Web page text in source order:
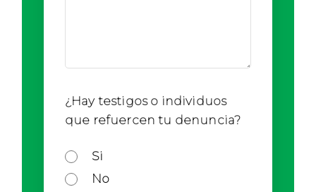
¿Hay testigos o individuos
que refuercen tu denuncia?
Si
No